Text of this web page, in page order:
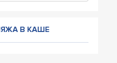
В КАШЕ